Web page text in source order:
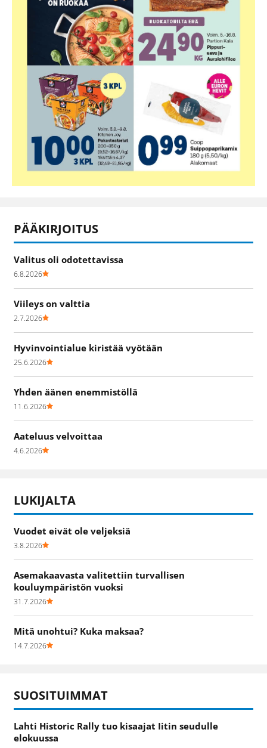
PÄÄKIRJOITUS
Valitus oli odotettavissa
6.8.2026
Viileys on valttia
2.7.2026
Hyvinvointialue kiristää vyötään
25.6.2026
Yhden äänen enemmistöllä
11.6.2026
Aateluus velvoittaa
4.6.2026
LUKIJALTA
Vuodet eivät ole veljeksiä
3.8.2026
Asemakaavasta valitettiin turvallisen
kouluympäristön vuoksi
31.7.2026
Mitä unohtui? Kuka maksaa?
14.7.2026
SUOSITUIMMAT
Lahti Historic Rally tuo kisaajat Iitin seudulle
elokuussa